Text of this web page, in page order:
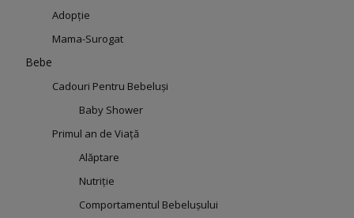
Adopție
Mama-Surogat
Bebe
Cadouri Pentru Bebeluși
Baby Shower
Primul an de Viață
Alăptare
Nutriție
Comportamentul Bebelușului